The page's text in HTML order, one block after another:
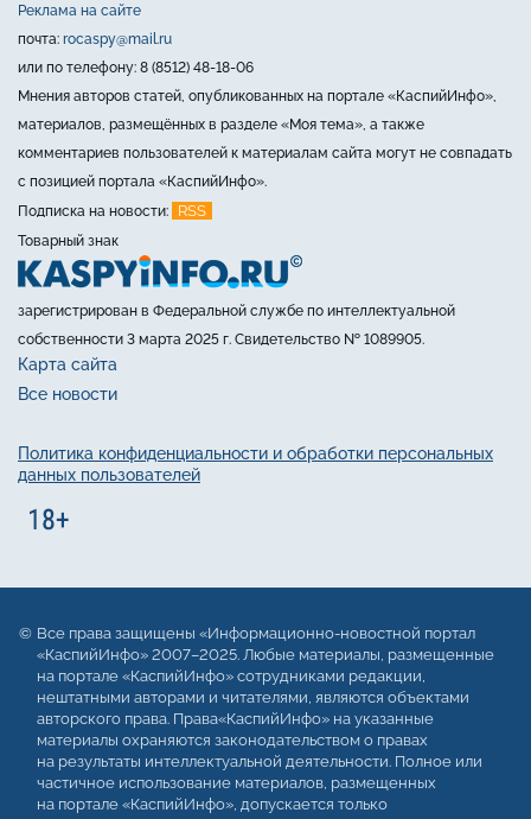
Реклама на сайте
почта: rocaspy@mail.ru
или по телефону: 8 (8512) 48-18-06
Мнения авторов статей, опубликованных на портале «КаспийИнфо»,
материалов, размещённых в разделе «Моя тема», а также
комментариев пользователей к материалам сайта могут не совпадать
с позицией портала «КаспийИнфо».
Подписка на новости:
RSS
Товарный знак
зарегистрирован в Федеральной службе по интеллектуальной
собственности 3 марта 2025 г. Свидетельство № 1089905.
Карта сайта
Все новости
Политика конфиденциальности и обработки персональных
данных пользователей
Все права защищены «Информационно-новостной портал
«КаспийИнфо» 2007–2025. Любые материалы, размещенные
на портале «КаспийИнфо» сотрудниками редакции,
нештатными авторами и читателями, являются объектами
авторского права. Права«КаспийИнфо» на указанные
материалы охраняются законодательством о правах
на результаты интеллектуальной деятельности. Полное или
частичное использование материалов, размещенных
на портале «КаспийИнфо», допускается только